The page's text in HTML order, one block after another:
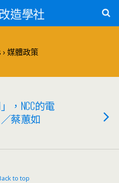
造學社
媒體政策
，NCC的電
蔡蕙如
to top